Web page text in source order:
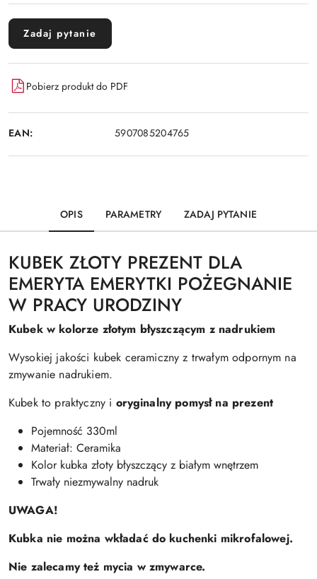
Zadaj pytanie
Pobierz produkt do PDF
EAN: 5907085204765
OPIS PARAMETRY ZADAJ PYTANIE
KUBEK ZŁOTY PREZENT DLA
EMERYTA EMERYTKI POŻEGNANIE
W PRACY URODZINY
Kubek w kolorze złotym błyszczącym z nadrukiem
Wysokiej jakości kubek ceramiczny z trwałym odpornym na
zmywanie nadrukiem.
Kubek to praktyczny i oryginalny pomysł na prezent
Pojemność 330ml
Materiał: Ceramika
Kolor kubka złoty błyszczący z białym wnętrzem
Trwały niezmywalny nadruk
UWAGA!
Kubka nie można wkładać do kuchenki mikrofalowej.
Nie zalecamy też mycia w zmywarce.